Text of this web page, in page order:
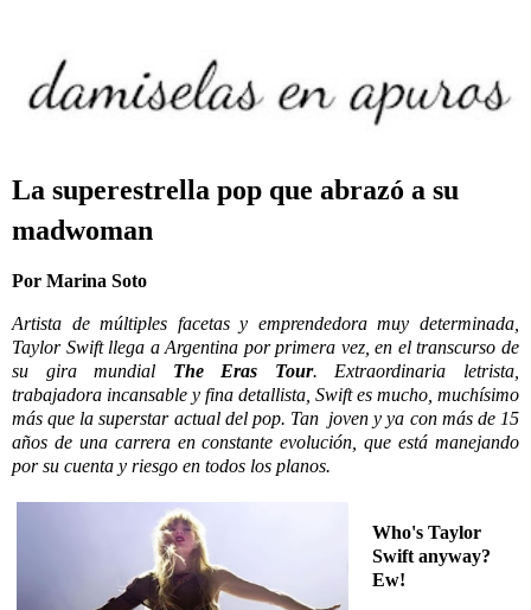
La superestrella pop que abrazó a su
madwoman
Por Marina Soto
Artista de múltiples facetas y emprendedora muy determinada,
Taylor Swift llega a Argentina por primera vez, en el transcurso de
su gira mundial The Eras Tour. Extraordinaria letrista,
trabajadora incansable y fina detallista, Swift es mucho, muchísimo
más que la superstar actual del pop. Tan joven y ya con más de 15
años de una carrera en constante evolución, que está manejando
por su cuenta y riesgo en todos los planos.
Who's Taylor
Swift anyway?
Ew!